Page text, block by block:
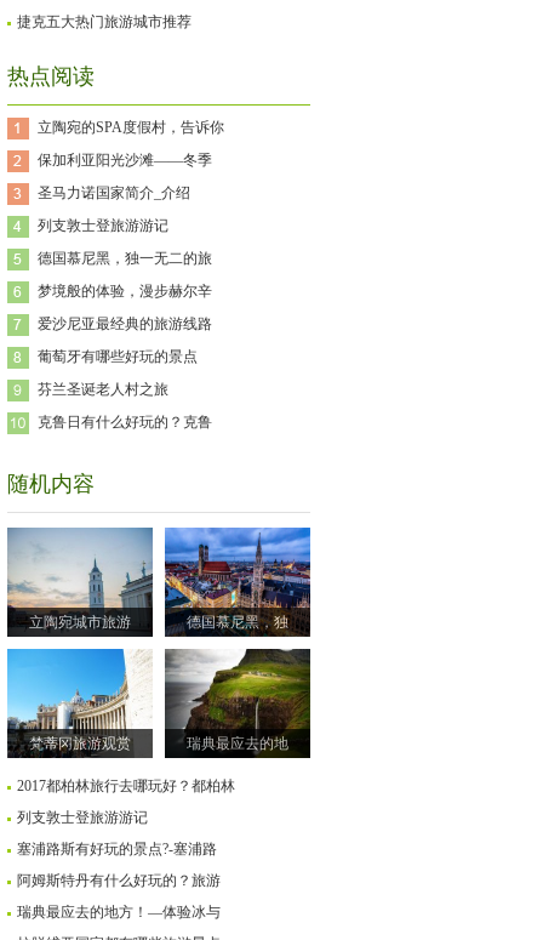
捷克五大热门旅游城市推荐
热点阅读
立陶宛的SPA度假村，告诉你
保加利亚阳光沙滩——冬季
圣马力诺国家简介_介绍
列支敦士登旅游游记
德国慕尼黑，独一无二的旅
梦境般的体验，漫步赫尔辛
爱沙尼亚最经典的旅游线路
葡萄牙有哪些好玩的景点
芬兰圣诞老人村之旅
克鲁日有什么好玩的？克鲁
随机内容
立陶宛城市旅游 德国慕尼黑，独
梵蒂冈旅游观赏 瑞典最应去的地
2017都柏林旅行去哪玩好？都柏林
列支敦士登旅游游记
塞浦路斯有好玩的景点?-塞浦路
阿姆斯特丹有什么好玩的？旅游
瑞典最应去的地方！—体验冰与